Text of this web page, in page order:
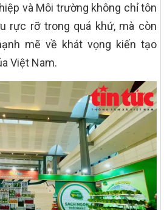
và Môi trường không chỉ tôn
rực rỡ trong quá khứ, mà còn
mẽ về khát vọng kiến tạo
Việt Nam.